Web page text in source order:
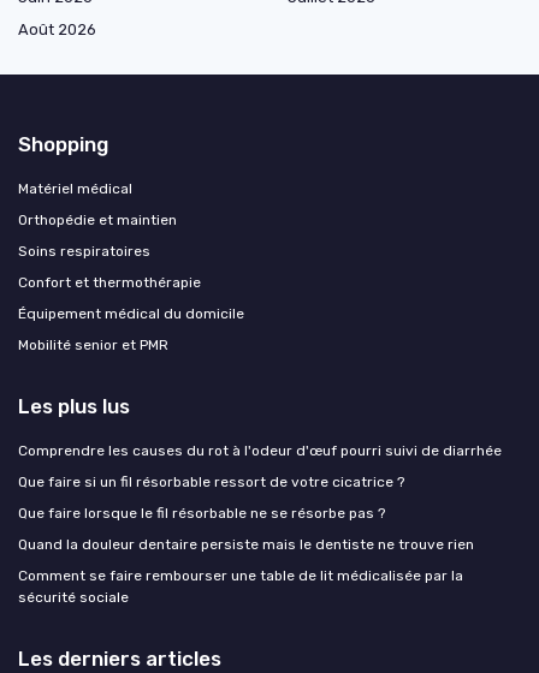
Août 2026
Shopping
Matériel médical
Orthopédie et maintien
Soins respiratoires
Confort et thermothérapie
Équipement médical du domicile
Mobilité senior et PMR
Les plus lus
Comprendre les causes du rot à l'odeur d'œuf pourri suivi de diarrhée
Que faire si un fil résorbable ressort de votre cicatrice ?
Que faire lorsque le fil résorbable ne se résorbe pas ?
Quand la douleur dentaire persiste mais le dentiste ne trouve rien
Comment se faire rembourser une table de lit médicalisée par la
sécurité sociale
Les derniers articles